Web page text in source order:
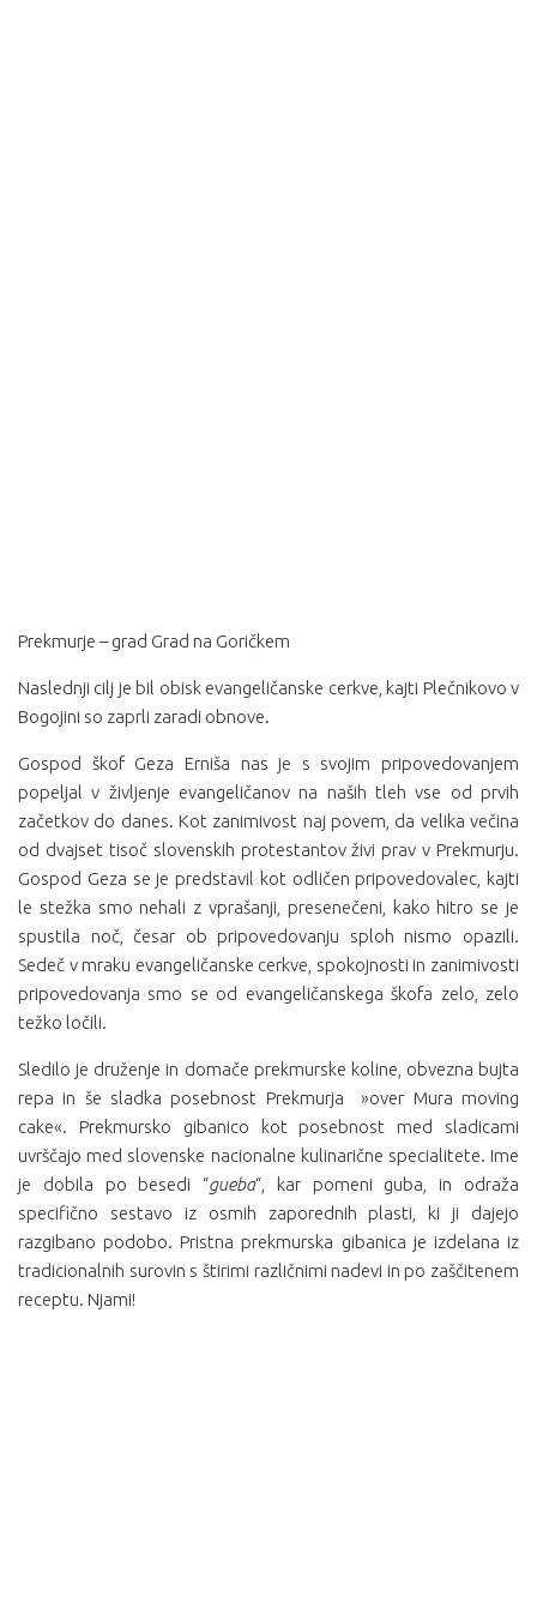
Prekmurje – grad Grad na Goričkem
Naslednji cilj je bil obisk evangeličanske cerkve, kajti Plečnikovo v
Bogojini so zaprli zaradi obnove.
Gospod škof Geza Erniša nas je s svojim pripovedovanjem
popeljal v življenje evangeličanov na naših tleh vse od prvih
začetkov do danes. Kot zanimivost naj povem, da velika večina
od dvajset tisoč slovenskih protestantov živi prav v Prekmurju.
Gospod Geza se je predstavil kot odličen pripovedovalec, kajti
le stežka smo nehali z vprašanji, presenečeni, kako hitro se je
spustila noč, česar ob pripovedovanju sploh nismo opazili.
Sedeč v mraku evangeličanske cerkve, spokojnosti in zanimivosti
pripovedovanja smo se od evangeličanskega škofa zelo, zelo
težko ločili.
Sledilo je druženje in domače prekmurske koline, obvezna bujta
repa in še sladka posebnost Prekmurja »over Mura moving
cake«. Prekmursko gibanico kot posebnost med sladicami
uvrščajo med slovenske nacionalne kulinarične specialitete. Ime
je dobila po besedi “gueba“, kar pomeni guba, in odraža
specifično sestavo iz osmih zaporednih plasti, ki ji dajejo
razgibano podobo. Pristna prekmurska gibanica je izdelana iz
tradicionalnih surovin s štirimi različnimi nadevi in po zaščitenem
receptu. Njami!